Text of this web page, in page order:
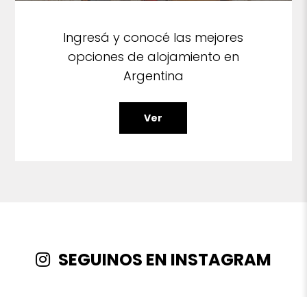
Ingresá y conocé las mejores
opciones de alojamiento en
Argentina
Ver
SEGUINOS EN INSTAGRAM